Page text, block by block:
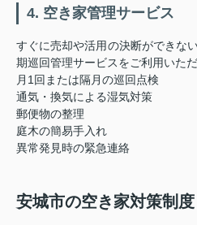
4. 空き家管理サービス
すぐに売却や活用の決断ができない
期巡回管理サービスをご利用いただ
月1回または隔月の巡回点検
通気・換気による湿気対策
郵便物の整理
庭木の簡易手入れ
異常発見時の緊急連絡
安城市の空き家対策制度